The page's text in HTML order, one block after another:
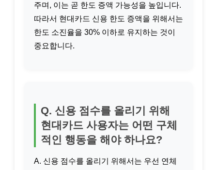
주며, 이는 곧 한도 증액 가능성을 높입니다.
따라서 현대카드 신용 한도 증액을 위해서는
한도 소진율을 30% 이하로 유지하는 것이
중요합니다.
Q. 신용 점수를 올리기 위해
현대카드 사용자는 어떤 구체
적인 행동을 해야 하나요?
A. 신용 점수를 올리기 위해서는 우선 연체